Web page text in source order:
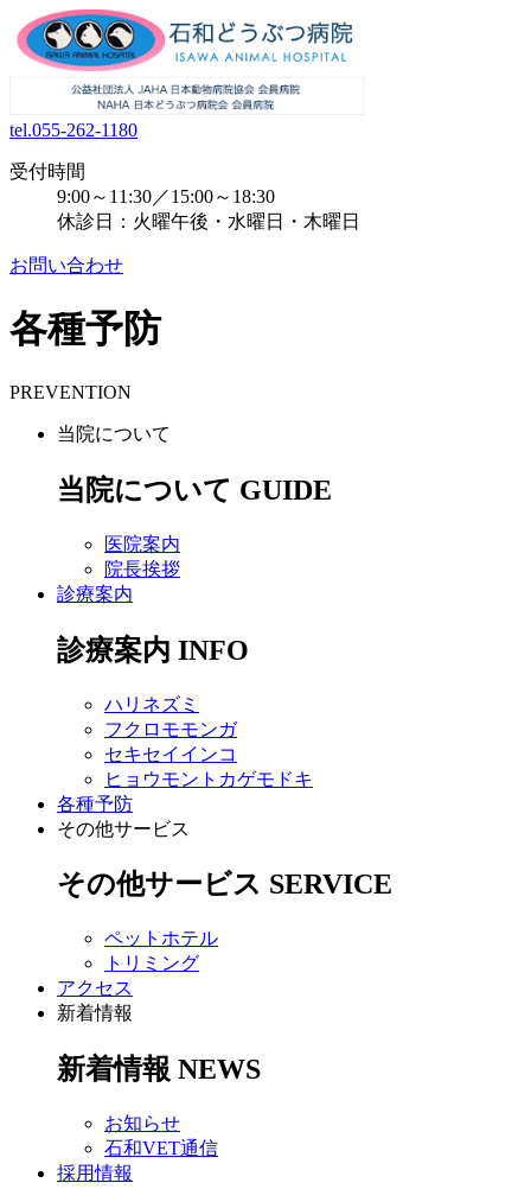
tel.055-262-1180
受付時間
9:00～11:30／15:00～18:30
休診日：火曜午後・水曜日・木曜日
お問い合わせ
各種予防
PREVENTION
当院について
当院について GUIDE
医院案内
院長挨拶
診療案内
診療案内 INFO
ハリネズミ
フクロモモンガ
セキセイインコ
ヒョウモントカゲモドキ
各種予防
その他サービス
その他サービス SERVICE
ペットホテル
トリミング
アクセス
新着情報
新着情報 NEWS
お知らせ
石和VET通信
採用情報